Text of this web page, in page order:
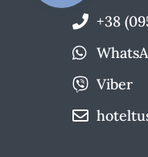
+38
Viber